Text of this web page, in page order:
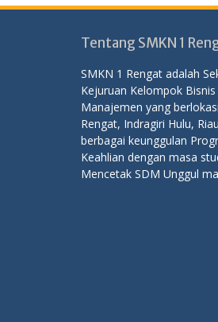
Tentang SMKN 1
SMKN 1 Rengat adalah
Kejuruan Kelompok Bisnis
Manajemen yang
Rengat, Indragiri Hulu,
berbagai keunggulan
Keahlian dengan masa
Mencetak SDM Unggul